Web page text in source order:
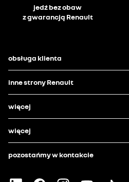
jedź bez obaw
z gwarancją Renault
obsługa klienta
inne strony Renault
więcej
więcej
pozostańmy w kontakcie